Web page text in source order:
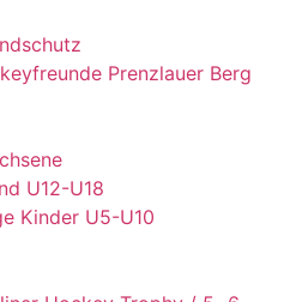
Prenzlauer Berg
U12-U18
Kinder U5-U10